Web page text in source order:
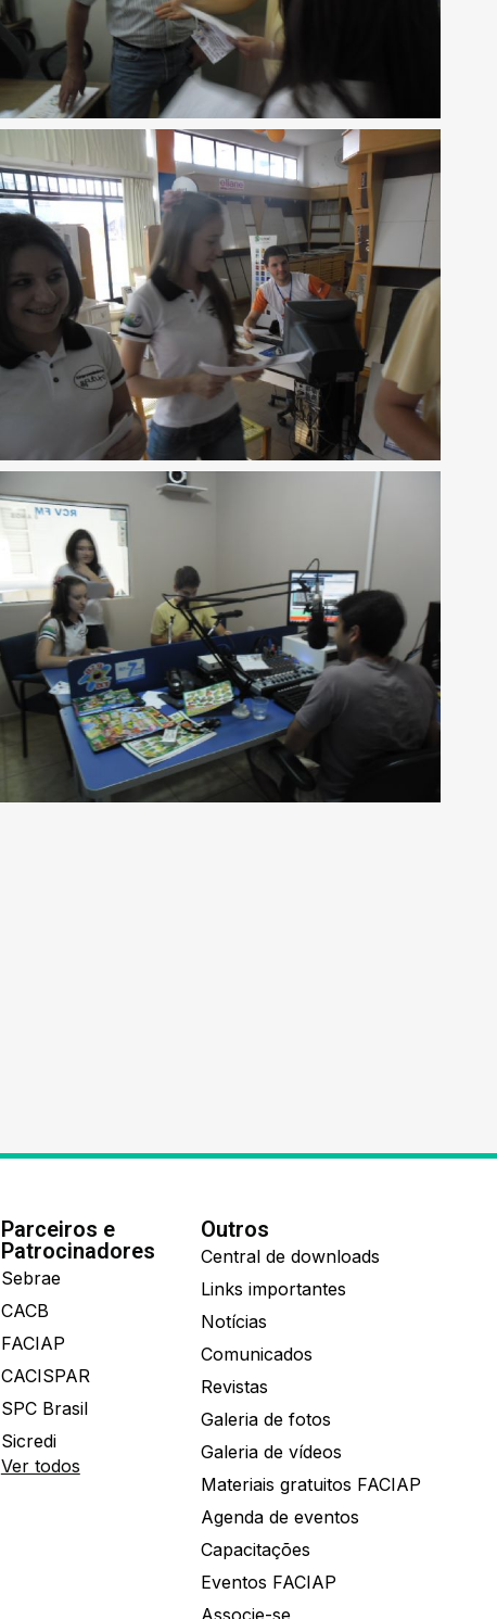
Parceiros e
Patrocinadores
Sebrae
CACB
FACIAP
CACISPAR
SPC Brasil
Sicredi
Ver todos
Outros
Central de downloads
Links importantes
Notícias
Comunicados
Revistas
Galeria de fotos
Galeria de vídeos
Materiais gratuitos FACIAP
Agenda de eventos
Capacitações
Eventos FACIAP
Associe-se